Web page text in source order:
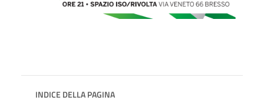
INDICE DELLA PAGINA